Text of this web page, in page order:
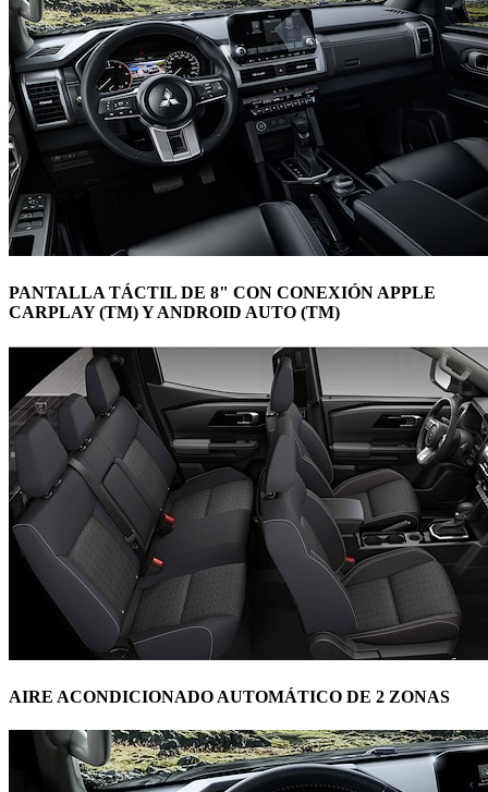
PANTALLA TÁCTIL DE 8" CON CONEXIÓN APPLE
CARPLAY (TM) Y ANDROID AUTO (TM)
AIRE ACONDICIONADO AUTOMÁTICO DE 2 ZONAS